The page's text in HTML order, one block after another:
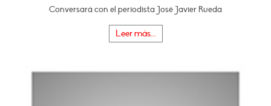
Conversará con el periodista José Javier Rueda
Leer más...